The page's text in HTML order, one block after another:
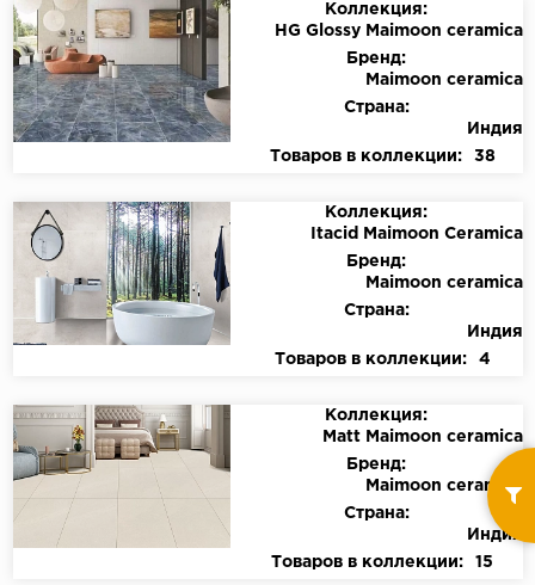
Коллекция:
HG Glossy Maimoon ceramica
Бренд:
Maimoon ceramica
Страна:
Индия
Товаров в коллекции:
38
Коллекция:
Itacid Maimoon Ceramica
Бренд:
Maimoon ceramica
Страна:
Индия
Товаров в коллекции:
4
Коллекция:
Matt Maimoon ceramica
Бренд:
Maimoon ceramica
Страна:
Индия
Товаров в коллекции:
15